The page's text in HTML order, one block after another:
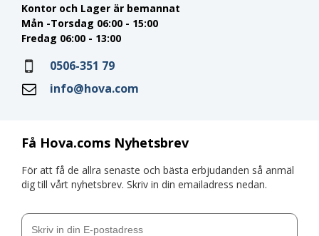
Få Hova.coms Nyhetsbrev
För att få de allra senaste och bästa erbjudanden så anmäl
dig till vårt nyhetsbrev. Skriv in din emailadress nedan.
Kontor och Lager är bemannat
Mån -Torsdag 06:00 - 15:00
Fredag 06:00 - 13:00
0506-351 79
info@hova.com